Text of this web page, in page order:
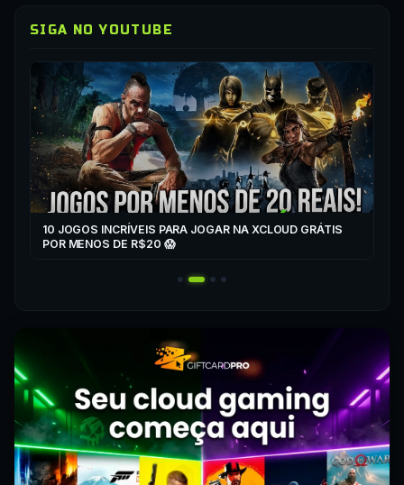
SIGA NO YOUTUBE
10 JOGOS INCRÍVEIS PARA JOGAR NA XCLOUD GRÁTIS
POR MENOS DE R$20 😱